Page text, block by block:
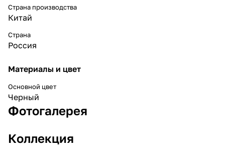
Страна производства
Китай
Страна
Россия
Материалы и цвет
Основной цвет
Черный
Фотогалерея
Коллекция